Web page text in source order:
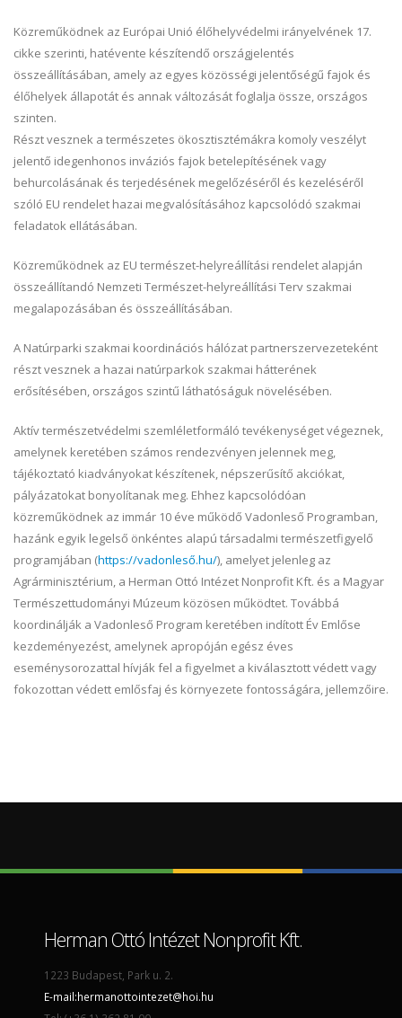
Közreműködnek az Európai Unió élőhelyvédelmi irányelvének 17.
cikke szerinti, hatévente készítendő országjelentés
összeállításában, amely az egyes közösségi jelentőségű fajok és
élőhelyek állapotát és annak változását foglalja össze, országos
szinten.
Részt vesznek a természetes ökosztisztémákra komoly veszélyt
jelentő idegenhonos inváziós fajok betelepítésének vagy
behurcolásának és terjedésének megelőzéséről és kezeléséről
szóló EU rendelet hazai megvalósításához kapcsolódó szakmai
feladatok ellátásában.
Közreműködnek az EU természet-helyreállítási rendelet alapján
összeállítandó Nemzeti Természet-helyreállítási Terv szakmai
megalapozásában és összeállításában.
A Natúrparki szakmai koordinációs hálózat partnerszervezeteként
részt vesznek a hazai natúrparkok szakmai hátterének
erősítésében, országos szintű láthatóságuk növelésében.
Aktív természetvédelmi szemléletformáló tevékenységet végeznek,
amelynek keretében számos rendezvényen jelennek meg,
tájékoztató kiadványokat készítenek, népszerűsítő akciókat,
pályázatokat bonyolítanak meg. Ehhez kapcsolódóan
közreműködnek az immár 10 éve működő Vadonleső Programban,
hazánk egyik legelső önkéntes alapú társadalmi természetfigyelő
programjában (https://vadonleső.hu/), amelyet jelenleg az
Agrárminisztérium, a Herman Ottó Intézet Nonprofit Kft. és a Magyar
Természettudományi Múzeum közösen működtet. Továbbá
koordinálják a Vadonleső Program keretében indított Év Emlőse
kezdeményezést, amelynek apropóján egész éves
eseménysorozattal hívják fel a figyelmet a kiválasztott védett vagy
fokozottan védett emlősfaj és környezete fontosságára, jellemzőire.
Herman Ottó Intézet Nonprofit Kft.
1223 Budapest, Park u. 2.
E-mail:hermanottointezet@hoi.hu